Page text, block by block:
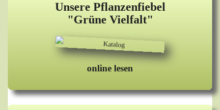
Unsere Pflanzenfiebel
"Grüne Vielfalt"
online lesen